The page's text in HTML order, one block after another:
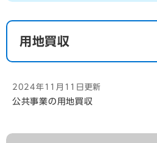
用地買収
2024年11月11日更新
公共事業の用地買収